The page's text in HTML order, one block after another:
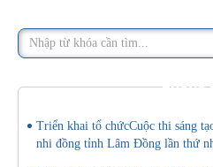
THÔNG
Triển khai tổ chứcCuộc thi sáng
nhi đồng tỉnh Lâm Đồng lần thứ